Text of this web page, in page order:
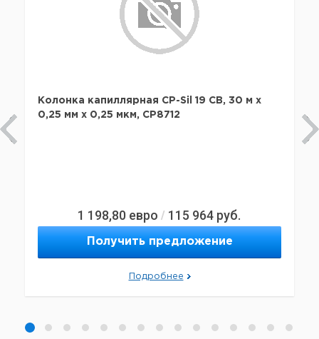
Колонка капиллярная CP-Sil 19 CB, 30 м x
0,25 мм х 0,25 мкм, CP8712
1 198,80 евро / 115 964 руб.
Получить предложение
Подробнее